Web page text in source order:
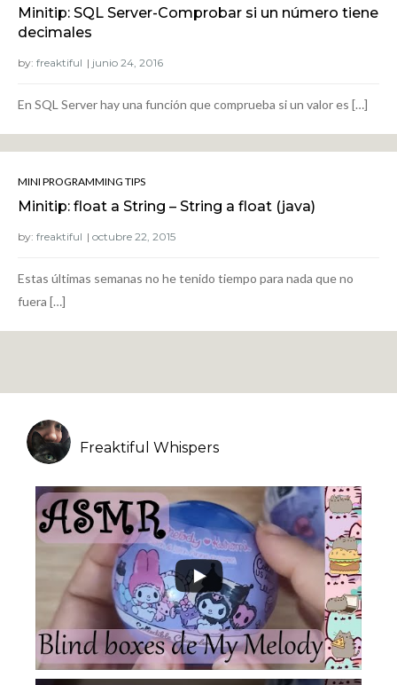
Minitip: SQL Server-Comprobar si un número tiene
decimales
by: freaktiful
En SQL Server hay una función que comprueba si un valor es […]
MINI PROGRAMMING TIPS
Minitip: float a String – String a float (java)
by: freaktiful
Estas últimas semanas no he tenido tiempo para nada que no
fuera […]
Freaktiful Whispers